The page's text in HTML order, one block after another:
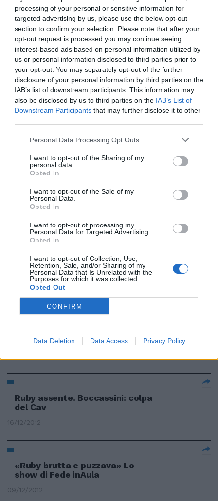
processing of your personal or sensitive information for
targeted advertising by us, please use the below opt-out
section to confirm your selection. Please note that after your
opt-out request is processed you may continue seeing
interest-based ads based on personal information utilized by
us or personal information disclosed to third parties prior to
your opt-out. You may separately opt-out of the further
disclosure of your personal information by third parties on the
IAB’s list of downstream participants. This information may
also be disclosed by us to third parties on the IAB’s List of
Downstream Participants that may further disclose it to other
Personal Data Processing Opt Outs
I want to opt-out of the Sharing of my
personal data.
Opted In
I want to opt-out of the Sale of my
Personal Data.
Opted In
I want to opt-out of processing my
Personal Data for Targeted Advertising.
Opted In
I want to opt-out of Collection, Use,
Retention, Sale, and/or Sharing of my
Personal Data that Is Unrelated with the
Purposes for which it was collected.
Opted Out
CONFIRM
Data Deletion Data Access Privacy Policy
21/07/2013
Ruby: non mi sono mai
prostituita con Berlusconi
26/05/2013
elezioni
27/01/2013
processo Ruby
20/01/2013
bischerata» Il pianista di Arcore
racconta le feste con Ruby
13/01/2013
gennaio»
Ruby assente. Boccassini: colpa
del Cav
16/12/2012
«Ruby brutta e puzzava» Lo
show di Fede inAula
09/12/2012